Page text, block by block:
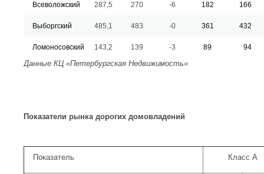
Всеволожский 287,5 270 -6 182 166
Выборгский 485,1 483 -0 361 432
Ломоносовский 143,2 139 -3 89 94
Данные КЦ «Петербургская Недвижимость»
Показатели рынка дорогих домовладений
Показатель Класс А